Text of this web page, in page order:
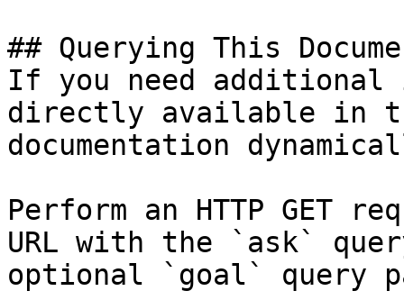
## Querying This
If you need
directly available in
documentation
Perform an HTTP GET
URL with the `ask`
optional `goal` query